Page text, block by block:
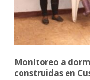
Monitoreo a
construidas en